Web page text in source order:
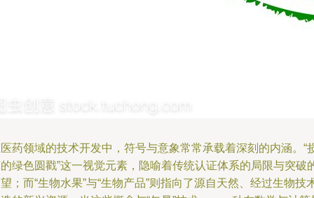
药领域的技术开发中，符号与意象常常承载着深刻的内涵。“
绿色圆戳”这一视觉元素，隐喻着传统认证体系的局限与突破
；而“生物水果”与“生物产品”则指向了源自天然、经过生物技